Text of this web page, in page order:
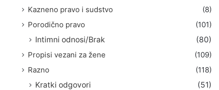
Kazneno pravo i sudstvo
(8)
Porodično pravo
(101)
Intimni odnosi/Brak
(80)
Propisi vezani za žene
(109)
Razno
(118)
Kratki odgovori
(51)